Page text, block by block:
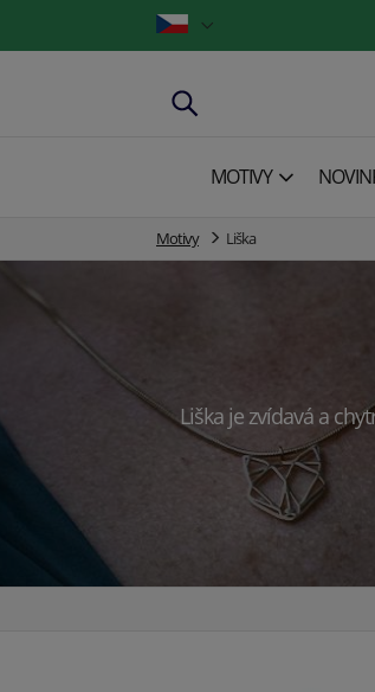
MOTIVY
Motivy Liška
Liška je zvídavá a